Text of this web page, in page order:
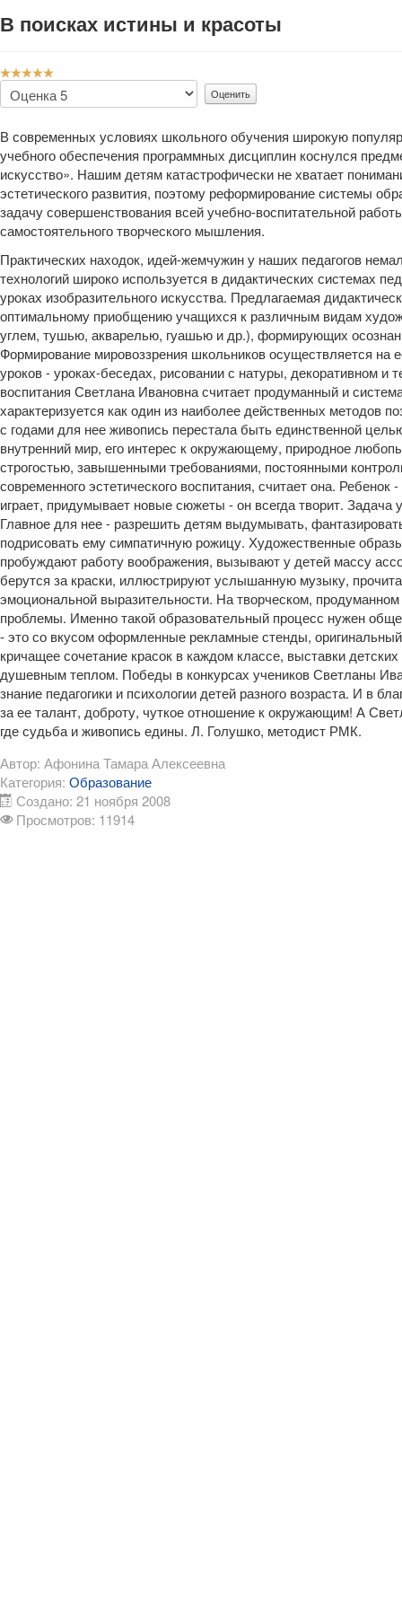
В поисках истины и красоты
Рейтинг:
Пожалуйста,
оцените
В современных условиях школьного обучения широкую
учебного обеспечения программных дисциплин коснулся
искусство». Нашим детям катастрофически не хватает
эстетического развития, поэтому реформирование системы
задачу совершенствования всей учебно-воспитательной
самостоятельного творческого мышления.
Практических находок, идей-жемчужин у наших педагогов
технологий широко используется в дидактических системах
уроках изобразительного искусства. Предлагаемая
оптимальному приобщению учащихся к различным видам
углем, тушью, акварелью, гуашью и др.), формирующих
Формирование мировоззрения школьников осуществляется на
уроков - уроках-беседах, рисовании с натуры, декоративном и
воспитания Светлана Ивановна считает продуманный и
характеризуется как один из наиболее действенных методов
с годами для нее живопись перестала быть единственной
внутренний мир, его интерес к окружающему, природное
строгостью, завышенными требованиями, постоянными
современного эстетического воспитания, считает она.
играет, придумывает новые сюжеты - он всегда творит.
Главное для нее - разрешить детям выдумывать,
подрисовать ему симпатичную рожицу. Художественные
пробуждают работу воображения, вызывают у детей массу
берутся за краски, иллюстрируют услышанную музыку,
эмоциональной выразительности. На творческом,
проблемы. Именно такой образовательный процесс нужен
- это со вкусом оформленные рекламные стенды,
кричащее сочетание красок в каждом классе, выставки
душевным теплом. Победы в конкурсах учеников Светланы
знание педагогики и психологии детей разного возраста. И в
за ее талант, доброту, чуткое отношение к окружающим! А
где судьба и живопись едины. Л. Голушко, методист РМК.
Автор: Афонина Тамара Алексеевна
Категория: Образование
Создано: 21 ноября 2008
Просмотров: 11914